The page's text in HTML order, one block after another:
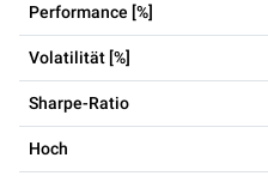
Performance [%]
Volatilität [%]
Sharpe-Ratio
Hoch